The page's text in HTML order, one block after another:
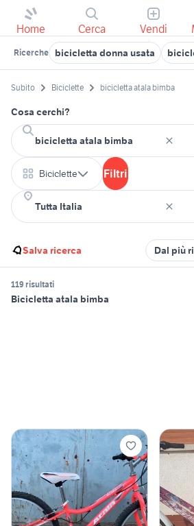
Home Cerca Vendi
Ricerche bicicletta donna usata
Subito Biciclette bicicletta atala bimba
Cosa cerchi?
Biciclette Filtri
Salva ricerca Dal più
119 risultati
Bicicletta atala bimba